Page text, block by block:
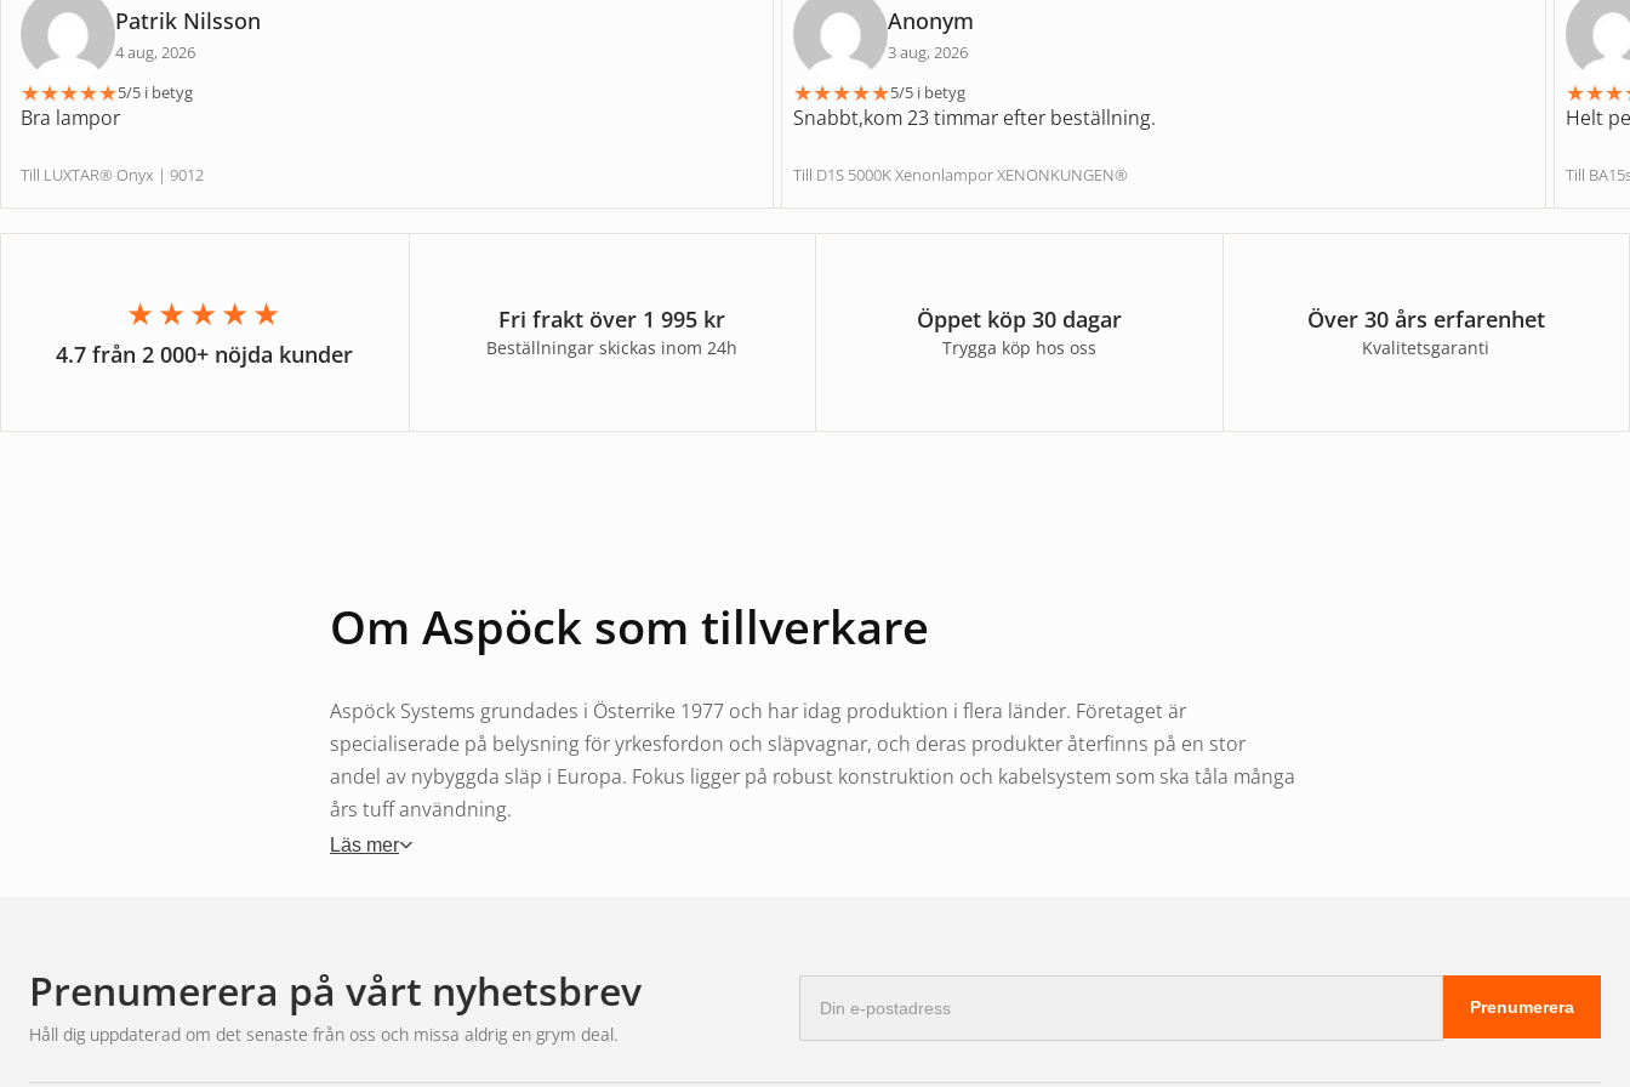
Patrik Nilsson
4 aug, 2026
★★★★★5/5 i betyg
Bra lampor
Till LUXTAR® Onyx | 9012
Anonym
3 aug, 2026
★★★★★5/5 i betyg
Snabbt,kom 23 timmar efter beställning.
Till D1S 5000K Xenonlampor XENONKUNGEN®
★★★
Helt
Till
★★★★★
4.7 från 2 000+ nöjda kunder
Fri frakt över 1 995 kr
Beställningar skickas inom 24h
Öppet köp 30 dagar
Trygga köp hos oss
Över 30 års erfarenhet
Kvalitetsgaranti
Om Aspöck som tillverkare
Aspöck Systems grundades i Österrike 1977 och har idag produktion i flera länder. Företaget är
specialiserade på belysning för yrkesfordon och släpvagnar, och deras produkter återfinns på en stor
andel av nybyggda släp i Europa. Fokus ligger på robust konstruktion och kabelsystem som ska tåla många
års tuff användning.
Det som skiljer Aspöck från många andra tillverkare är deras plug and play-kontaktsystem. Varje bakljus
kommer med förmonterad kontakt som passar direkt i Aspöcks huvudkabel – du behöver inte skarva eller
tejpa. Det ger snabbare montering och mer pålitliga anslutningar över tid.
Läs mer
Prenumerera på vårt nyhetsbrev
Håll dig uppdaterad om det senaste från oss och missa aldrig en grym deal.
postadress
Prenumerera